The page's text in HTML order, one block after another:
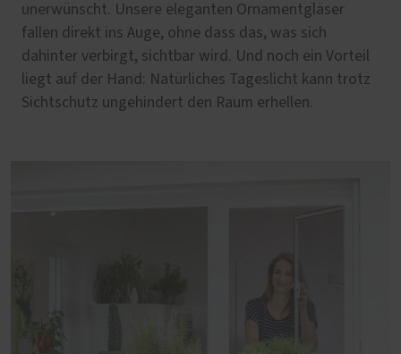
unerwünscht. Unsere eleganten Ornamentgläser
fallen direkt ins Auge, ohne dass das, was sich
dahinter verbirgt, sichtbar wird. Und noch ein Vorteil
liegt auf der Hand: Natürliches Tageslicht kann trotz
Sichtschutz ungehindert den Raum erhellen.